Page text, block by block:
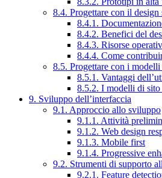
8.4. Progettare con il design
8.4.1.
8.4.2. Benefici del
8.4.3. Risorse
8.4.4. Come
8.5. Progettare con i
8.5.1. Vantaggi
8.5.2. I modelli di
9. Sviluppo dell’interfaccia
9.1. Approccio allo sviluppo
9.1.1. Attività
9.1.2. Web design
9.1.3. Mobile first
9.1.4. Progressive
9.2. Strumenti di supporto
9.2.1. Feature